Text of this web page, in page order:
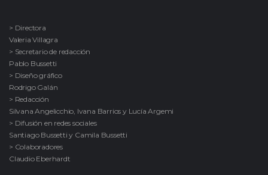
> Directora
Valeria Villagra
> Secretario de redacción
Pablo Bussetti
> Diseño gráfico
Rodrigo Galán
> Redacción
Silvana Angelicchio, Ivana Barrios y Lucía Argemi
> Difusión en redes sociales
Santiago Bussetti y Camila Bussetti
> Colaboradores
Claudio Eberhardt